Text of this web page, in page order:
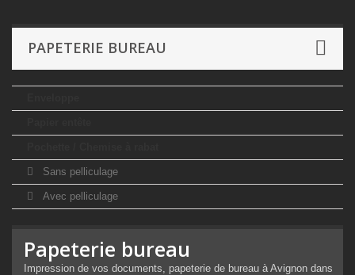
PAPETERIE BUREAU
Sans pelliculage
Avec pelliculage
Papeterie bureau
Impression de vos documents, papeterie de bureau à Avignon dans